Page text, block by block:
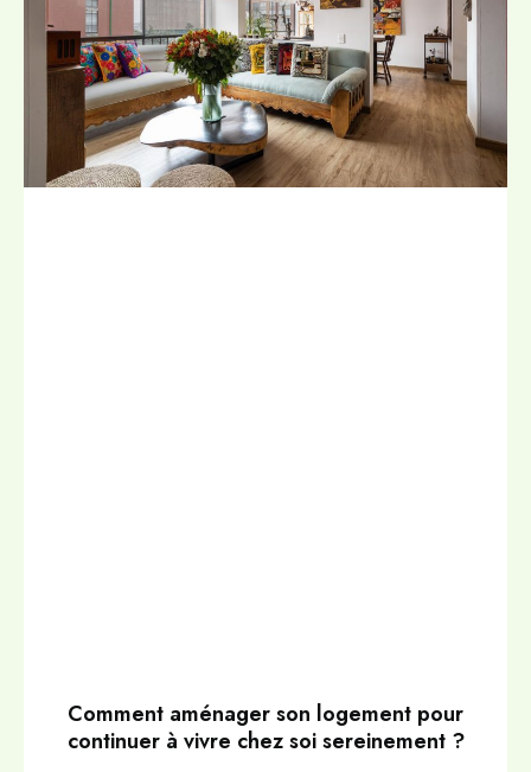
Comment aménager son logement pour
continuer à vivre chez soi sereinement ?